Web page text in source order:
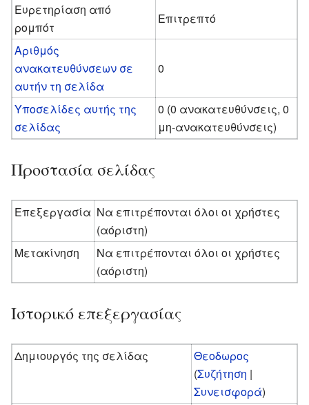
Ευρετηρίαση από
ρομπότ
Επιτρεπτό
Αριθμός
ανακατευθύνσεων σε
αυτήν τη σελίδα
0
Υποσελίδες αυτής της
σελίδας
0 (0 ανακατευθύνσεις, 0
μη-ανακατευθύνσεις)
Προστασία σελίδας
Επεξεργασία Να επιτρέπονται όλοι οι χρήστες
(αόριστη)
Μετακίνηση
Να επιτρέπονται όλοι οι χρήστες
(αόριστη)
Ιστορικό επεξεργασίας
Δημιουργός της σελίδας
Θεοδωρος
(Συζήτηση |
Συνεισφορά)